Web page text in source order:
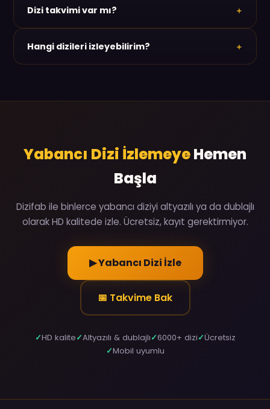
çalışıyor. Ayrı bir uygulama yüklemeye gerek yok.
Dizi takvimi var mı?
bölüm verdiğini görebilirsin. Böylece hiçbir bölümü
kaçırmazsın.
Hangi dizileri izleyebilirim?
Detective gibi yapımlar arşivde. Klasiklerden yeni
Yabancı Dizi İzlemeyeHemen
Başla
Dizifab ile binlerce yabancı diziyi altyazılı ya da dublajlı
olarak HD kalitede izle. Ücretsiz, kayıt gerektirmiyor.
▶ Yabancı Dizi İzle
📅 Takvime Bak
HD kalite Altyazılı & dublajlı 6000+ dizi
Ücretsiz
Mobil uyumlu